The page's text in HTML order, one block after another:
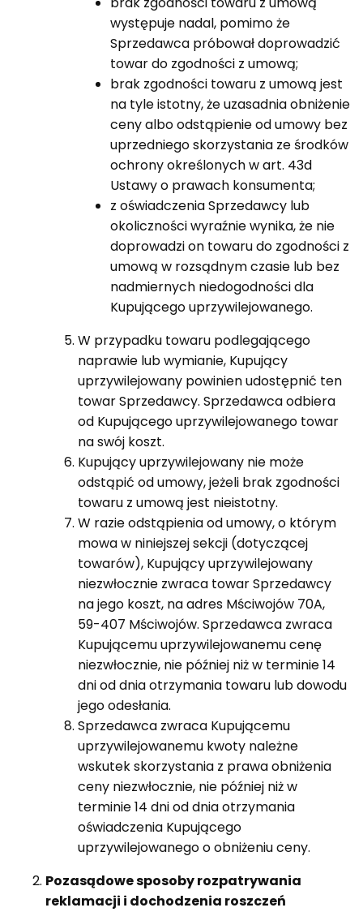
występuje nadal, pomimo że
Sprzedawca próbował doprowadzić
towar do zgodności z umową;
brak zgodności towaru z umową jest
na tyle istotny, że uzasadnia obniżenie
ceny albo odstąpienie od umowy bez
uprzedniego skorzystania ze środków
ochrony określonych w art. 43d
Ustawy o prawach konsumenta;
z oświadczenia Sprzedawcy lub
okoliczności wyraźnie wynika, że nie
doprowadzi on towaru do zgodności z
umową w rozsądnym czasie lub bez
nadmiernych niedogodności dla
Kupującego uprzywilejowanego.
W przypadku towaru podlegającego
naprawie lub wymianie, Kupujący
uprzywilejowany powinien udostępnić ten
towar Sprzedawcy. Sprzedawca odbiera
od Kupującego uprzywilejowanego towar
na swój koszt.
Kupujący uprzywilejowany nie może
odstąpić od umowy, jeżeli brak zgodności
towaru z umową jest nieistotny.
W razie odstąpienia od umowy, o którym
mowa w niniejszej sekcji (dotyczącej
towarów), Kupujący uprzywilejowany
niezwłocznie zwraca towar Sprzedawcy
na jego koszt, na adres Mściwojów 70A,
59-407 Mściwojów. Sprzedawca zwraca
Kupującemu uprzywilejowanemu cenę
niezwłocznie, nie później niż w terminie 14
dni od dnia otrzymania towaru lub dowodu
jego odesłania.
Sprzedawca zwraca Kupującemu
uprzywilejowanemu kwoty należne
wskutek skorzystania z prawa obniżenia
ceny niezwłocznie, nie później niż w
terminie 14 dni od dnia otrzymania
oświadczenia Kupującego
uprzywilejowanego o obniżeniu ceny.
Pozasądowe sposoby rozpatrywania
reklamacji i dochodzenia roszczeń